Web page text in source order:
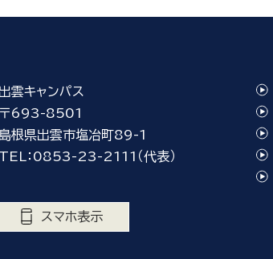
出雲キャンパス
〒693-8501
島根県出雲市塩冶町89-1
TEL：0853-23-2111（代表）
スマホ表示